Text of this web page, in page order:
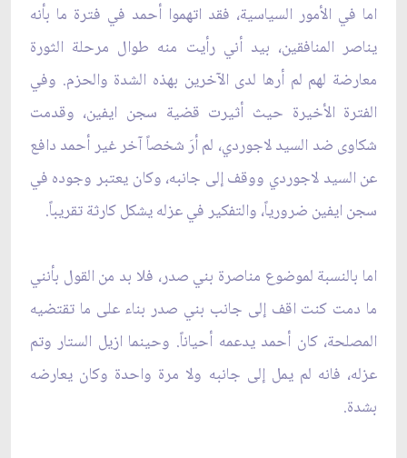
اما في الأمور السياسية، فقد اتهموا أحمد في فترة ما بأنه
يناصر المنافقين، بيد أني رأيت منه طوال مرحلة الثورة
معارضة لهم لم أرها لدى الآخرين بهذه الشدة والحزم. وفي
الفترة الأخيرة حيث أثيرت قضية سجن ايفين، وقدمت
شكاوى ضد السيد لاجوردي، لم أرَ شخصاً آخر غير أحمد دافع
عن السيد لاجوردي ووقف إلى جانبه، وكان يعتبر وجوده في
سجن ايفين ضرورياً، والتفكير في عزله يشكل كارثة تقريباً.
اما بالنسبة لموضوع مناصرة بني صدر، فلا بد من القول بأنني
ما دمت كنت اقف إلى جانب بني صدر بناء على ما تقتضيه
المصلحة، كان أحمد يدعمه أحياناً. وحينما ازيل الستار وتم
عزله، فانه لم يمل إلى جانبه ولا مرة واحدة وكان يعارضه
بشدة.